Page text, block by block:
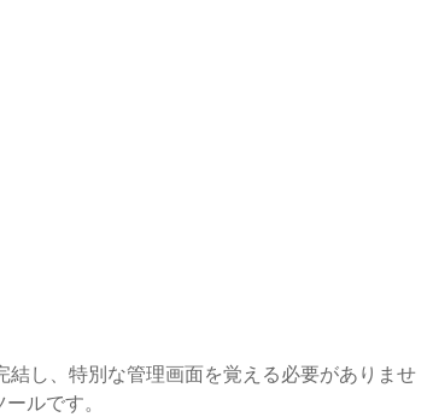
し、特別な管理画面を覚える必要がありませ
ルです。